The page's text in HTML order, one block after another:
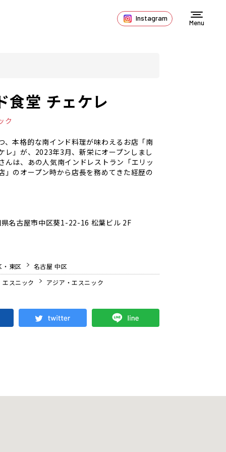
Instagram
Menu
食堂 チェケレ
ク
、本格的な南インド料理が味わえるお店「南
レ」が、2023年3月、新栄にオープンしまし
んは、あの人気南インドレストラン「エリッ
」のオープン時から店長を務めてきた経歴の
名古屋市中区葵1-22-16 松葉ビル 2F
・東区
名古屋 中区
エスニック
アジア・エスニック